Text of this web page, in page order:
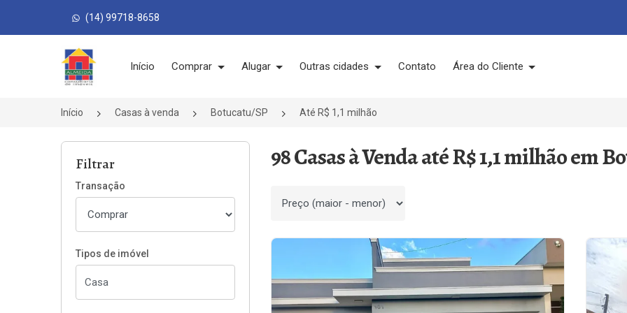
(14) 99718-8658
Página inicial
Início Comprar Alugar Outras cidades Contato Área do Cliente
Início Casas à venda Botucatu/SP Até R$ 1,1 milhão
Filtrar
Transação
Tipos de imóvel
98 Casas à Venda até R$ 1,1 milhão em
Ordenar por